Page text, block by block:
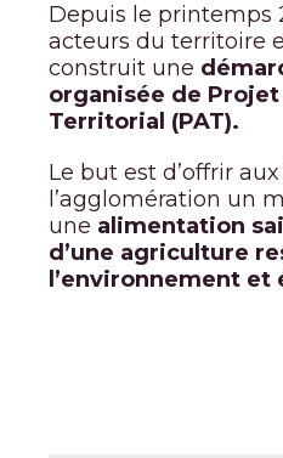
Depuis le printemps
acteurs du territoire
construit une
organisée de
Territorial (PAT).
Le but est d’offrir
l’agglomération un
une alimentation
d’une agriculture
l’environnement et